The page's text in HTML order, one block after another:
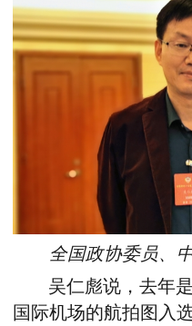
全国政协委员、
吴仁彪说，去年
国际机场的航拍图入